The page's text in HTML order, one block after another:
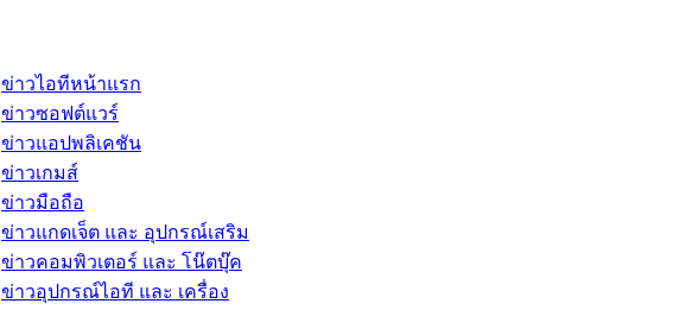
ข่าวไอทีหน้าแรก
ข่าวซอฟต์แวร์
ข่าวแอปพลิเคชัน
ข่าวเกมส์
ข่าวมือถือ
ข่าวแกดเจ็ต และ อุปกรณ์เสริม
ข่าวคอมพิวเตอร์ และ โน๊ตบุ๊ค
ข่าวอุปกรณ์ไอที และ เครื่อง